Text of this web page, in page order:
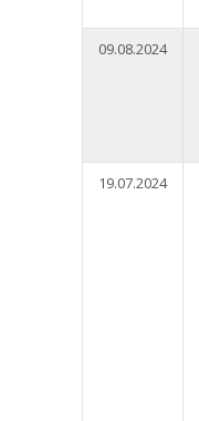
09.08.2024
19.07.2024